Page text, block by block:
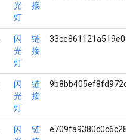
光
灯
接
闪
光
灯
链
接
闪
光
灯
链
接
闪
链